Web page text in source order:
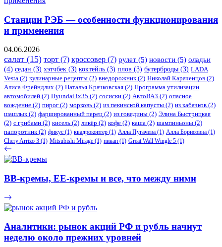
Станции РЭБ — особенности функционирования
и применения
04.06.2026
салат (15) торт (7) кроссовер (7) рулет (5) новости (5) оладьи
(4) седан (3) хэтчбек (3) коктейль (3) плов (3) бутерброды (3) LADA
Vesta (2) кулинарные рецепты (2) внедорожник(2) Николай Караченцов (2)
Алиса Фрейндлих (2) Наталья Крачковская (2) Программа утилизации
автомобилей (2) ​Hyundai ix35 (2) сосиски (2) АвтоВАЗ (2) опасное
вождение (2) пирог (2) морковь (2) из пекинской капусты (2) из кабачков (2)
шашлык(2) фаршированный перец (2) из говядины (2) Элина Быстрицкая
(2) с грибами (2) кисель (2) ликёр (2) кофе (2) каша (2) шампиньоны (2)
папоротник(2) фикус (1) квадрокоптер (1) Алла Пугачева (1) Алла Борисовна (1)
Chery Arrizo 3 (1) Mitsubishi Mirage (1) пикап (1) Great Wall Wingle 5 (1)
ВВ-кремы, ЕЕ-кремы и все, что между ними
Аналитики: рынок акций РФ и рубль начнут
неделю около прежних уровней